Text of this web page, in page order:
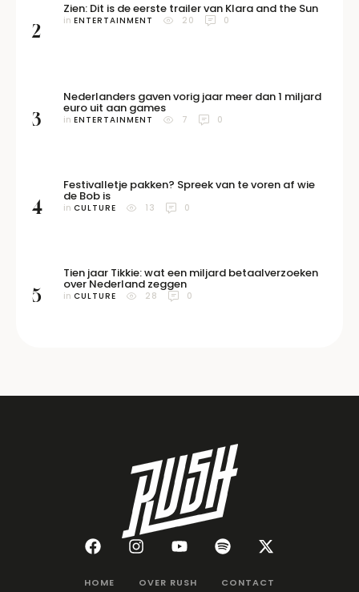
2
Zien: Dit is de eerste trailer van Klara and the Sun
in ENTERTAINMENT 20 0
3
Nederlanders gaven vorig jaar meer dan 1 miljard
euro uit aan games
in ENTERTAINMENT 7 0
4
Festivalletje pakken? Spreek van te voren af wie
de Bob is
in CULTURE 13 0
5
Tien jaar Tikkie: wat een miljard betaalverzoeken
over Nederland zeggen
in CULTURE 28 0
HOME OVER RUSH CONTACT